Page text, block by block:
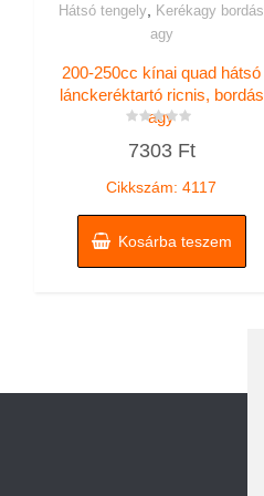
Hátsó tengely
Kerékagy bordás
agy
200-250cc kínai quad hátsó
lánckeréktartó ricnis, bordás
agy
07303 Ft
Cikkszám: 4117
Kosárba teszem